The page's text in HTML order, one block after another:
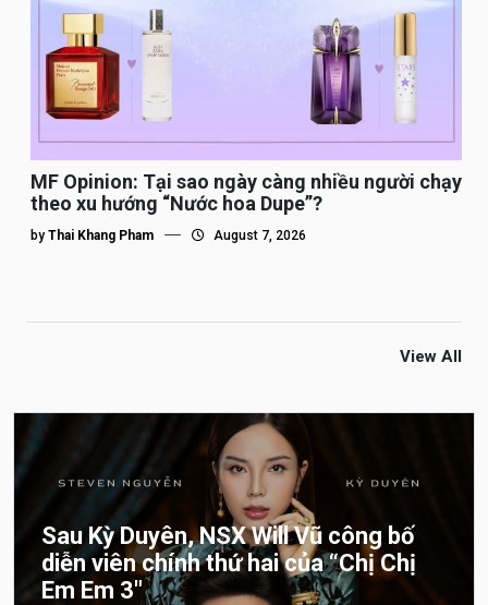
MF Opinion: Tại sao ngày càng nhiều người chạy
theo xu hướng “Nước hoa Dupe”?
by Thai Khang Pham August 7, 2026
View All
Sau Kỳ Duyên, NSX Will Vũ công bố
diễn viên chính thứ hai của “Chị Chị
Em Em 3″